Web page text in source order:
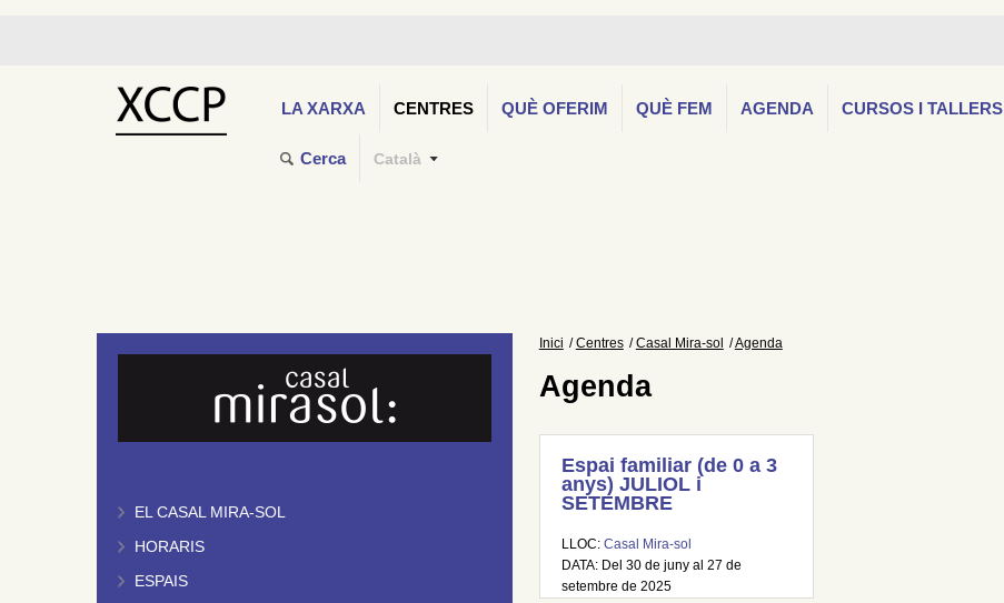
LA XARXA CENTRES QUÈ OFERIM QUÈ FEM AGENDA CURSOS I TALLERS
Cerca Català
EL CASAL MIRA-SOL
HORARIS
ESPAIS
Inici Centres Casal Mira-sol Agenda
Agenda
Espai familiar (de 0 a 3
anys) JULIOL i
SETEMBRE
LLOC: Casal Mira-sol
DATA: Del 30 de juny al 27 de
setembre de 2025